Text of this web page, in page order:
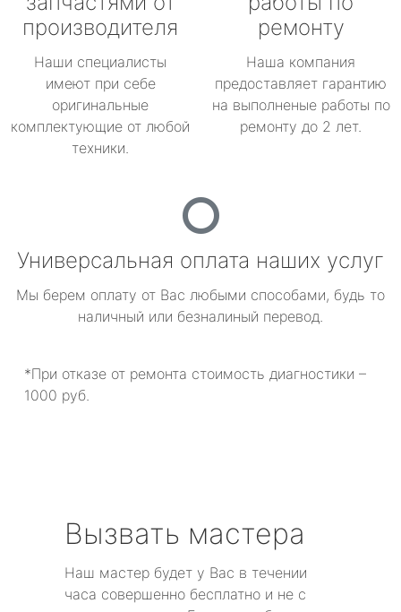
производителя
Наши специалисты
имеют при себе
оригинальные
комплектующие от любой
техники.
ремонту
Наша компания
предоставляет гарантию
на выполненые работы по
ремонту до 2 лет.
Универсальная оплата наших услуг
Мы берем оплату от Вас любыми способами, будь то
наличный или безналиный перевод.
*При отказе от ремонта стоимость диагностики –
1000 руб.
Вызвать мастера
Наш мастер будет у Вас в течении
часа совершенно бесплатно и не с